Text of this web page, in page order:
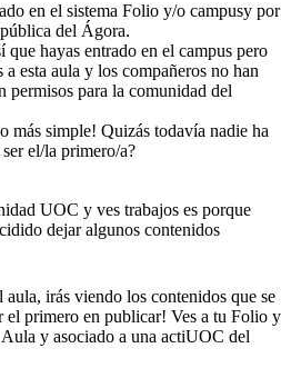
en el sistema Folio y/o campusy por
del Ágora.
que hayas entrado en el campus pero
a esta aula y los compañeros no han
permisos para la comunidad del
más simple! Quizás todavía nadie ha
el/la primero/a?
UOC y ves trabajos es porque
dejar algunos contenidos
irás viendo los contenidos que se
el primero en publicar! Ves a tu Folio y
y asociado a una actiUOC del